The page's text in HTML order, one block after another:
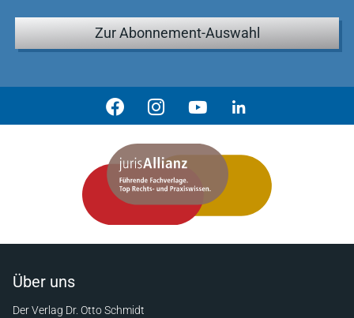
Zur Abonnement-Auswahl
Über uns
Der Verlag Dr. Otto Schmidt